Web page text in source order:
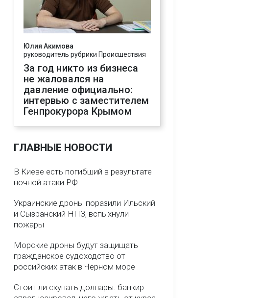
Юлия Акимова
руководитель рубрики Происшествия
За год никто из бизнеса
не жаловался на
давление официально:
интервью с заместителем
Генпрокурора Крымом
ГЛАВНЫЕ НОВОСТИ
В Киеве есть погибший в результате
ночной атаки РФ
Украинские дроны поразили Ильский
и Сызранский НПЗ, вспыхнули
пожары
Морские дроны будут защищать
гражданское судоходство от
российских атак в Черном море
Стоит ли скупать доллары: банкир